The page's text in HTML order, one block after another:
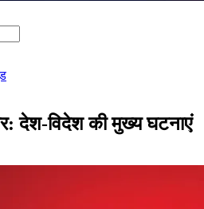
देश-विदेश की मुख्य घटनाएं